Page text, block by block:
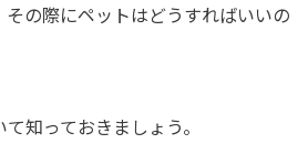
の際にペットはどうすればいいの
知っておきましょう。